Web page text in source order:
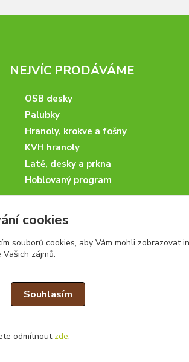
NEJVÍC PRODÁVÁME
OSB desky
Palubky
Hranoly, krokve a fošny
KVH hranoly
Latě, desky a prkna
Hoblovaný program
cookies
souborů cookies, aby Vám mohli zobrazovat
zájmů.
Souhlasím
odmítnout zde.